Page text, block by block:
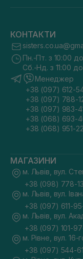
КОНТАКТИ
Пн.-Пт. з 10:00
Сб.-Нд. з 11:00
Менеджер
+38 (097) 612-
+38 (097) 788-
+38 (097) 983-
+38 (068) 693-
+38 (068) 951-
МАГАЗИНИ
м. Львів, вул.
+38 (098) 778-
м. Львів, вул.
+38 (097) 611-
м. Львів, вул.
+38 (097) 101-
м. Рівне, вул. 16-
+38 (097) 544-